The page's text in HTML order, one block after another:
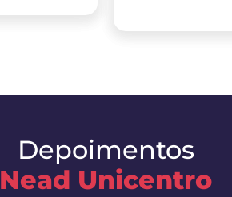
Depoimentos
Nead Unicentro